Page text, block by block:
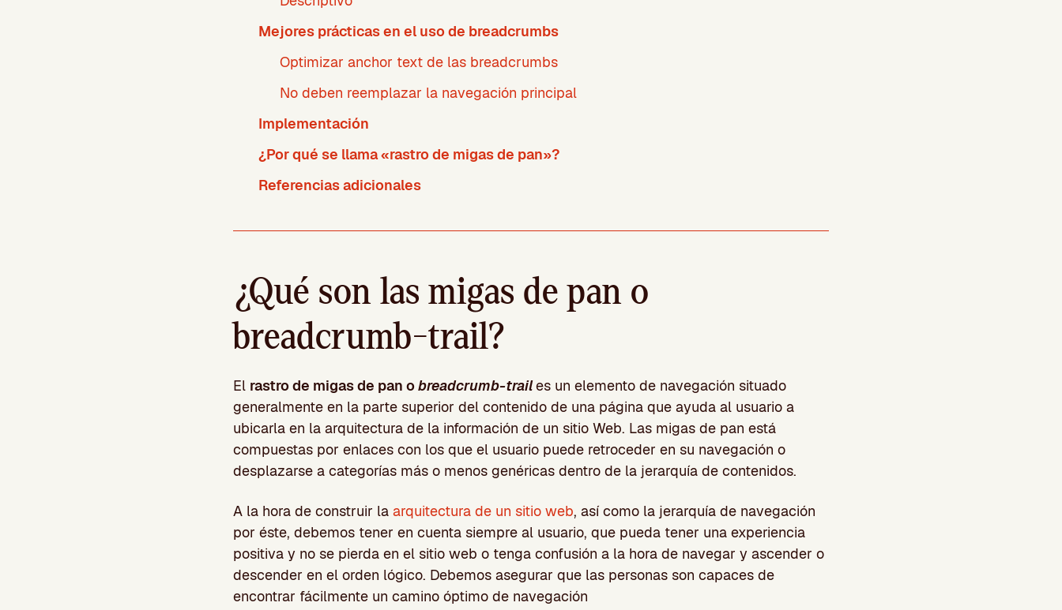
Mejores prácticas en el uso de breadcrumbs
Optimizar anchor text de las breadcrumbs
No deben reemplazar la navegación principal
Implementación
¿Por qué se llama «rastro de migas de pan»?
Referencias adicionales
¿Qué son las migas de pan o
breadcrumb-trail?
El rastro de migas de pan obreadcrumb-trailes un elemento de navegación situado
generalmente en la parte superior del contenido de una página que ayuda al usuario a
ubicarla en la arquitectura de la información de un sitio Web. Las migas de pan está
compuestas por enlaces con los que el usuario puede retroceder en su navegación o
desplazarse a categorías más o menos genéricas dentro de la jerarquía de contenidos.
A la hora de construir la arquitectura de un sitio web, así como la jerarquía de navegación
por éste, debemos tener en cuenta siempre al usuario, que pueda tener una experiencia
positiva y no se pierda en el sitio web o tenga confusión a la hora de navegar y ascender o
descender en el orden lógico. Debemos asegurar que las personas son capaces de
encontrar fácilmente un camino óptimo de navegación